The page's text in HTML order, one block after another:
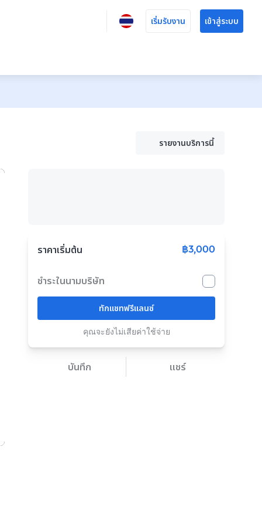
เริ่มรับงาน เข้าสู่ระบบ
รายงานบริการนี้
ราคาเริ่มต้น ฿3,000
ชำระในนามบริษัท
ทักแชทฟรีแลนซ์
คุณจะยังไม่เสียค่าใช้จ่าย
บันทึก แชร์